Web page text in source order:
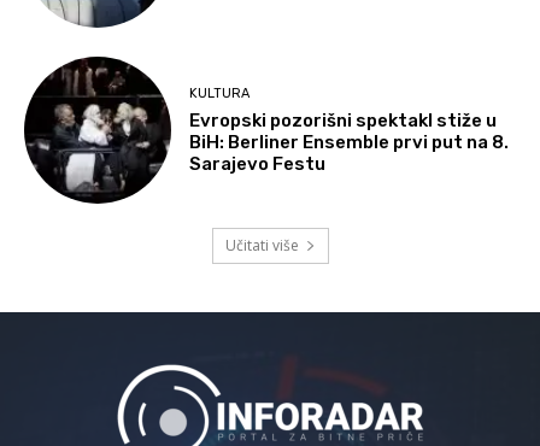
KULTURA
Evropski pozorišni spektakl stiže u
BiH: Berliner Ensemble prvi put na 8.
Sarajevo Festu
Učitati više